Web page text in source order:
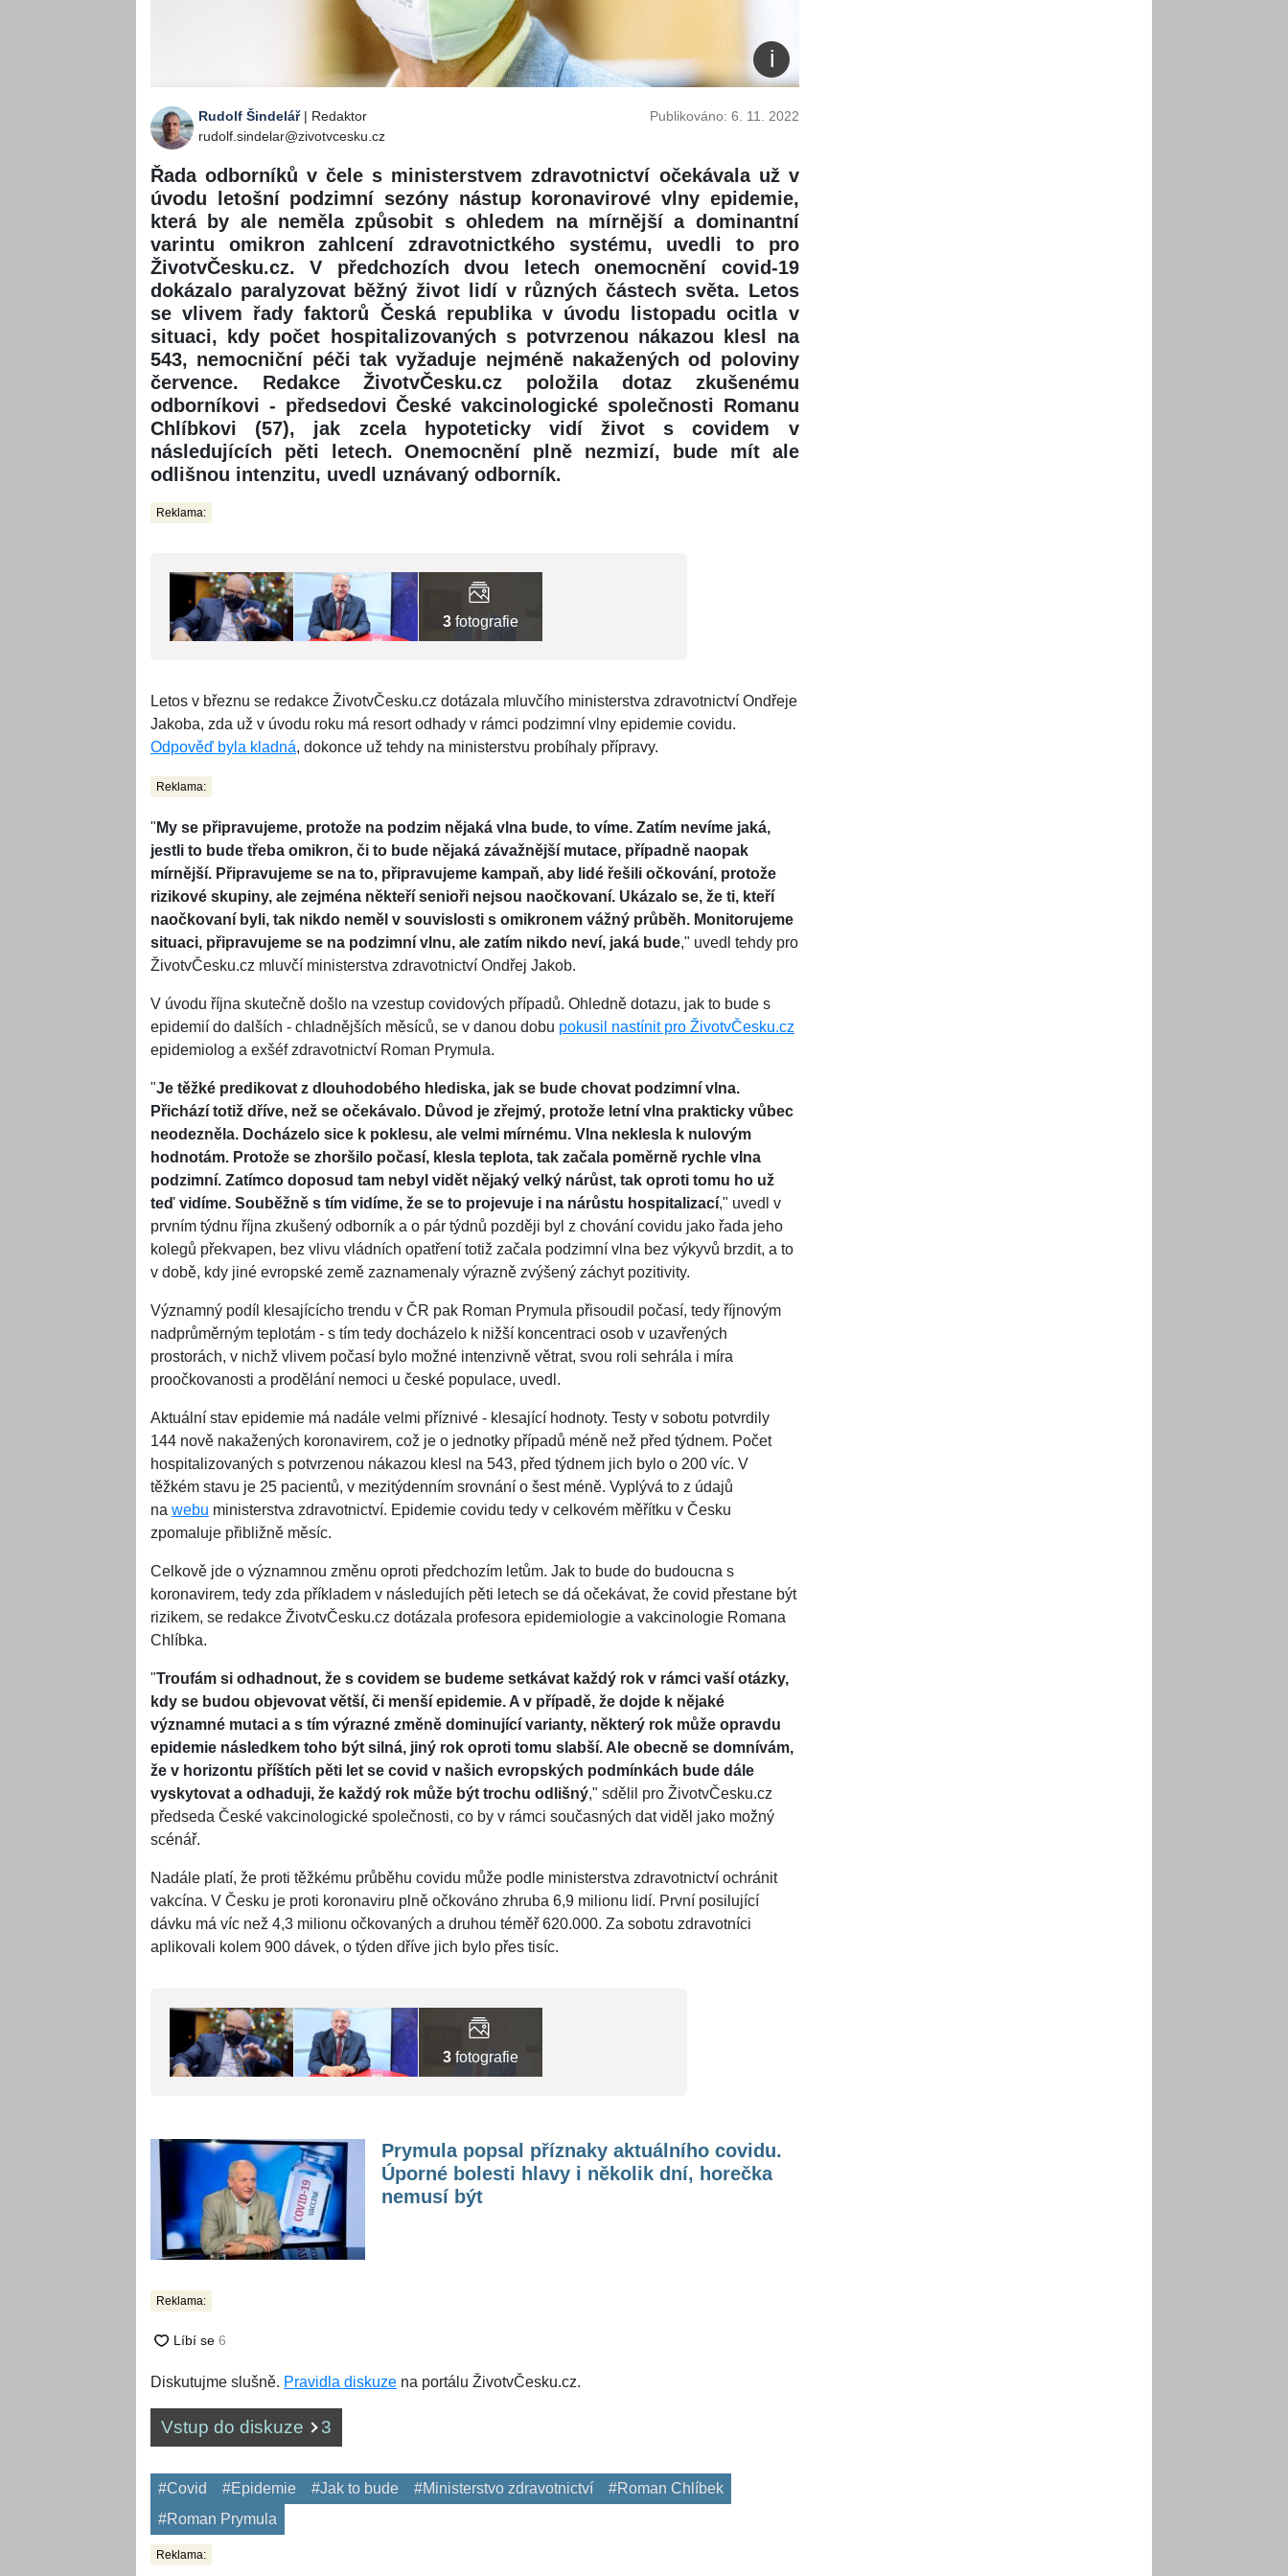
Rudolf Šindelář| Redaktor
rudolf.sindelar@zivotvcesku.cz
Publikováno: 6. 11. 2022
Řada odborníků v čele s ministerstvem zdravotnictví očekávala už v
úvodu letošní podzimní sezóny nástup koronavirové vlny epidemie,
která by ale neměla způsobit s ohledem na mírnější a dominantní
varintu omikron zahlcení zdravotnictkého systému, uvedli to pro
ŽivotvČesku.cz. V předchozích dvou letech onemocnění covid-19
dokázalo paralyzovat běžný život lidí v různých částech světa. Letos
se vlivem řady faktorů Česká republika v úvodu listopadu ocitla v
situaci, kdy počet hospitalizovaných s potvrzenou nákazou klesl na
543, nemocniční péči tak vyžaduje nejméně nakažených od poloviny
července. Redakce ŽivotvČesku.cz položila dotaz zkušenému
odborníkovi - předsedovi České vakcinologické společnosti Romanu
Chlíbkovi (57), jak zcela hypoteticky vidí život s covidem v
následujících pěti letech. Onemocnění plně nezmizí, bude mít ale
odlišnou intenzitu, uvedl uznávaný odborník.
Reklama:
3 fotografie
Letos v březnu se redakce ŽivotvČesku.cz dotázala mluvčího ministerstva zdravotnictví Ondřeje
Jakoba, zda už v úvodu roku má resort odhady v rámci podzimní vlny epidemie covidu.
Odpověď byla kladná, dokonce už tehdy na ministerstvu probíhaly přípravy.
Reklama:
" My se připravujeme, protože na podzim nějaká vlna bude, to víme. Zatím nevíme jaká,
jestli to bude třeba omikron, či to bude nějaká závažnější mutace, případně naopak
mírnější. Připravujeme se na to, připravujeme kampaň, aby lidé řešili očkování, protože
rizikové skupiny, ale zejména někteří senioři nejsou naočkovaní. Ukázalo se, že ti, kteří
naočkovaní byli, tak nikdo neměl v souvislosti s omikronem vážný průběh. Monitorujeme
situaci, připravujeme se na podzimní vlnu, ale zatím nikdo neví, jaká bude," uvedl tehdy pro
ŽivotvČesku.cz mluvčí ministerstva zdravotnictví Ondřej Jakob.
V úvodu října skutečně došlo na vzestup covidových případů. Ohledně dotazu, jak to bude s
epidemií do dalších - chladnějších měsíců, se v danou dobu pokusil nastínit pro ŽivotvČesku.cz
epidemiolog a exšéf zdravotnictví Roman Prymula.
"Je těžké predikovat z dlouhodobého hlediska, jak se bude chovat podzimní vlna.
Přichází totiž dříve, než se očekávalo. Důvod je zřejmý, protože letní vlna prakticky vůbec
neodezněla. Docházelo sice k poklesu, ale velmi mírnému. Vlna neklesla k nulovým
hodnotám. Protože se zhoršilo počasí, klesla teplota, tak začala poměrně rychle vlna
podzimní. Zatímco doposud tam nebyl vidět nějaký velký nárůst, tak oproti tomu ho už
teď vidíme. Souběžně s tím vidíme, že se to projevuje i na nárůstu hospitalizací," uvedl v
prvním týdnu října zkušený odborník a o pár týdnů později byl z chování covidu jako řada jeho
kolegů překvapen, bez vlivu vládních opatření totiž začala podzimní vlna bez výkyvů brzdit, a to
v době, kdy jiné evropské země zaznamenaly výrazně zvýšený záchyt pozitivity.
Významný podíl klesajícícho trendu v ČR pak Roman Prymula přisoudil počasí, tedy říjnovým
nadprůměrným teplotám - s tím tedy docházelo k nižší koncentraci osob v uzavřených
prostorách, v nichž vlivem počasí bylo možné intenzivně větrat, svou roli sehrála i míra
proočkovanosti a prodělání nemoci u české populace, uvedl.
Aktuální stav epidemie má nadále velmi příznivé - klesající hodnoty. Testy v sobotu potvrdily
144 nově nakažených koronavirem, což je o jednotky případů méně než před týdnem. Počet
hospitalizovaných s potvrzenou nákazou klesl na 543, před týdnem jich bylo o 200 víc. V
těžkém stavu je 25 pacientů, v mezitýdenním srovnání o šest méně. Vyplývá to z údajů
na webu ministerstva zdravotnictví. Epidemie covidu tedy v celkovém měřítku v Česku
zpomaluje přibližně měsíc.
Celkově jde o významnou změnu oproti předchozím letům. Jak to bude do budoucna s
koronavirem, tedy zda příkladem v následujích pěti letech se dá očekávat, že covid přestane být
rizikem, se redakce ŽivotvČesku.cz dotázala profesora epidemiologie a vakcinologie Romana
Chlíbka.
"Troufám si odhadnout, že s covidem se budeme setkávat každý rok v rámci vaší otázky,
kdy se budou objevovat větší, či menší epidemie. A v případě, že dojde k nějaké
významné mutaci a s tím výrazné změně dominující varianty, některý rok může opravdu
epidemie následkem toho být silná, jiný rok oproti tomu slabší. Ale obecně se domnívám,
že v horizontu příštích pěti let se covid v našich evropských podmínkách bude dále
vyskytovat a odhaduji, že každý rok může být trochu odlišný," sdělil pro ŽivotvČesku.cz
předseda České vakcinologické společnosti, co by v rámci současných dat viděl jako možný
scénář.
Nadále platí, že proti těžkému průběhu covidu může podle ministerstva zdravotnictví ochránit
vakcína. V Česku je proti koronaviru plně očkováno zhruba 6,9 milionu lidí. První posilující
dávku má víc než 4,3 milionu očkovaných a druhou téměř 620.000. Za sobotu zdravotníci
aplikovali kolem 900 dávek, o týden dříve jich bylo přes tisíc.
3 fotografie
Prymula popsal příznaky aktuálního covidu.
Úporné bolesti hlavy i několik dní, horečka
nemusí být
Reklama:
Diskutujme slušně. Pravidla diskuze na portálu ŽivotvČesku.cz.
Vstup do diskuze 3
#Covid #Epidemie #Jak to bude #Ministerstvo zdravotnictví
#Roman Chlíbek
#Roman Prymula
Reklama: